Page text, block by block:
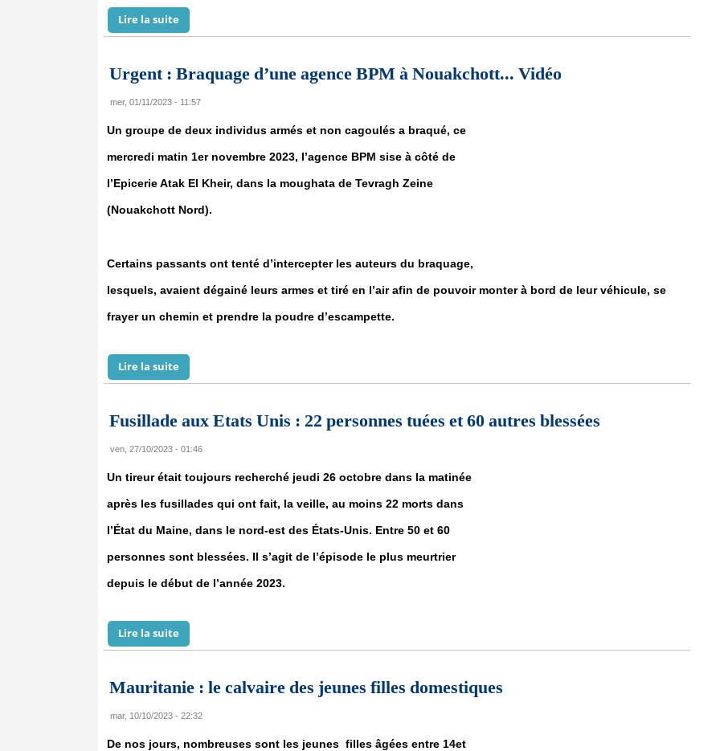
Lire la suite
Urgent : Braquage d’une agence BPM à Nouakchott... Vidéo
mer, 01/11/2023 - 11:57
Un groupe de deux individus armés et non cagoulés a braqué, ce
mercredi matin 1er novembre 2023, l’agence BPM sise à côté de
l’Epicerie Atak El Kheir, dans la moughata de Tevragh Zeine
(Nouakchott Nord).
Certains passants ont tenté d’intercepter les auteurs du braquage,
lesquels, avaient dégainé leurs armes et tiré en l’air afin de pouvoir monter à bord de leur véhicule, se
frayer un chemin et prendre la poudre d’escampette.
Lire la suite
Fusillade aux Etats Unis : 22 personnes tuées et 60 autres blessées
ven, 27/10/2023 - 01:46
Un tireur était toujours recherché jeudi 26 octobre dans la matinée
après les fusillades qui ont fait, la veille, au moins 22 morts dans
l’État du Maine, dans le nord-est des États-Unis. Entre 50 et 60
personnes sont blessées. Il s’agit de l’épisode le plus meurtrier
depuis le début de l’année 2023.
Lire la suite
Mauritanie : le calvaire des jeunes filles domestiques
mar, 10/10/2023 - 22:32
De nos jours, nombreuses sont les jeunes filles âgées entre 14et